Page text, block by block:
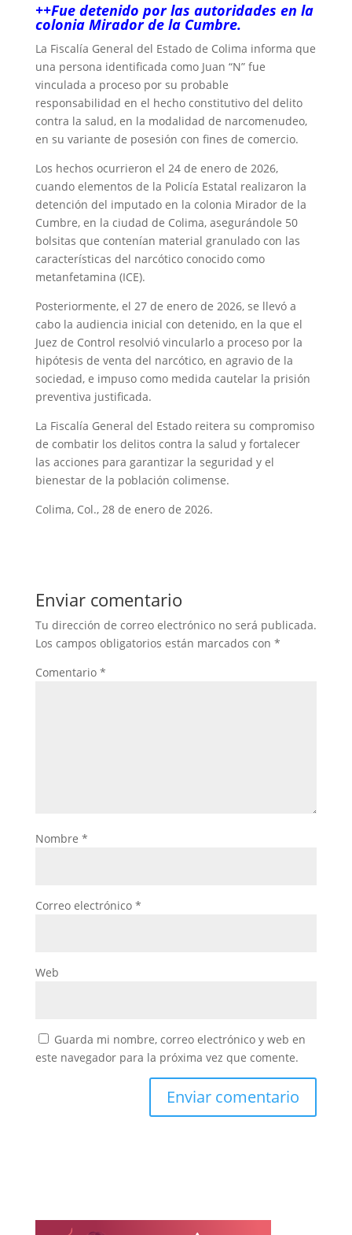
++Fue detenido por las autoridades en la
colonia Mirador de la Cumbre.
La Fiscalía General del Estado de Colima informa que
una persona identificada como Juan “N” fue
vinculada a proceso por su probable
responsabilidad en el hecho constitutivo del delito
contra la salud, en la modalidad de narcomenudeo,
en su variante de posesión con fines de comercio.
Los hechos ocurrieron el 24 de enero de 2026,
cuando elementos de la Policía Estatal realizaron la
detención del imputado en la colonia Mirador de la
Cumbre, en la ciudad de Colima, asegurándole 50
bolsitas que contenían material granulado con las
características del narcótico conocido como
metanfetamina (ICE).
Posteriormente, el 27 de enero de 2026, se llevó a
cabo la audiencia inicial con detenido, en la que el
Juez de Control resolvió vincularlo a proceso por la
hipótesis de venta del narcótico, en agravio de la
sociedad, e impuso como medida cautelar la prisión
preventiva justificada.
La Fiscalía General del Estado reitera su compromiso
de combatir los delitos contra la salud y fortalecer
las acciones para garantizar la seguridad y el
bienestar de la población colimense.
Colima, Col., 28 de enero de 2026.
Enviar comentario
Tu dirección de correo electrónico no será publicada.
Los campos obligatorios están marcados con *
Comentario *
Nombre *
Correo electrónico *
Web
Guarda mi nombre, correo electrónico y web en
este navegador para la próxima vez que comente.